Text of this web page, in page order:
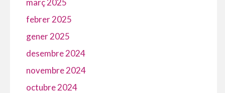
març 2025
febrer 2025
gener 2025
desembre 2024
novembre 2024
octubre 2024